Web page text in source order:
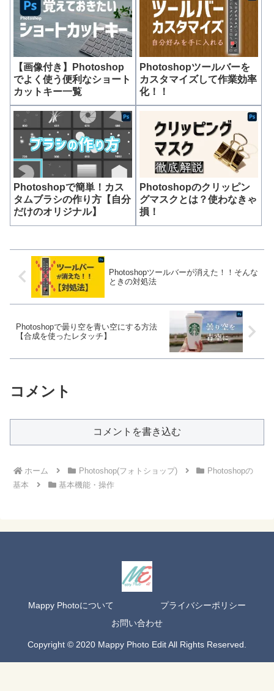
【画像付き】Photoshop
でよく使う便利なショート
カットキー一覧
Photoshopツールバーを
カスタマイズして作業効率
化！！
Photoshopで簡単！カス
タムブラシの作り方【自分
だけのオリジナル】
Photoshopのクリッピン
グマスクとは？使わなきゃ
損！
Photoshopツールバーが消えた！！そんな
ときの対処法
Photoshopで曇り空を青い空にする方法
【合成を使ったレタッチ】
コメント
コメントを書き込む
ホーム Photoshop(フォトショップ)
Photoshopの
基本
基本機能・操作
Mappy Photoについて
プライバシーポリシー
お問い合わせ
Copyright © 2020 Mappy Photo Edit All Rights Reserved.